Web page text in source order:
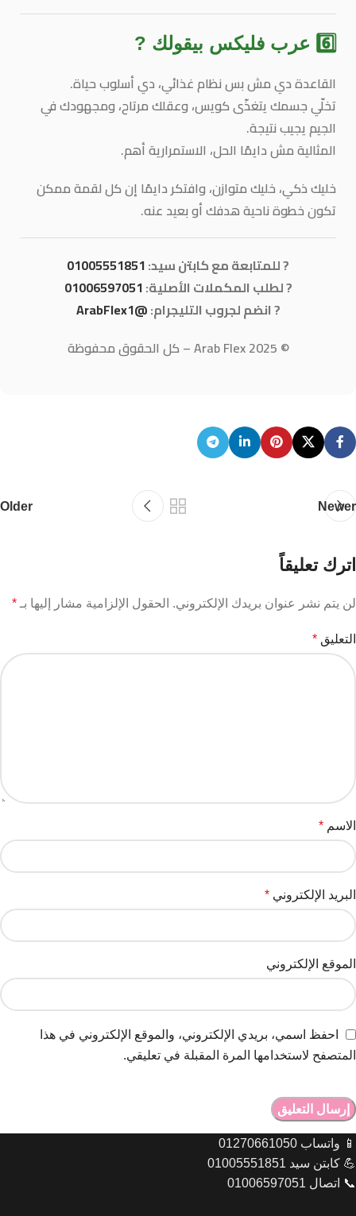
6️⃣ عرب فليكس بيقولك ?
القاعدة دي مش بس نظام غذائي، ديأسلوب حياة.
تخلّي جسمك يتغذّى كويس، وعقلك مرتاح، ومجهودك في
الجيم يجيب نتيجة.
المثالية مش دايمًا الحل، الاستمرارية أهم.
خليك ذكي، خليك متوازن، وافتكر دايمًا إن كل لقمة ممكن
تكون خطوة ناحية هدفك أو بعيد عنه.
? للمتابعة مع كابتن سيد:01005551851
? لطلب المكملات الأصلية:01006597051
? انضم لجروب التليجرام:@ArabFlex1
© 2025 Arab Flex – كل الحقوق محفوظة
Newer
Older
اترك تعليقاً
لن يتم نشر عنوان بريدك الإلكتروني. الحقول الإلزامية مشار إليها بـ *
التعليق *
الاسم *
البريد الإلكتروني *
الموقع الإلكتروني
احفظ اسمي، بريدي الإلكتروني، والموقع الإلكتروني في هذا
المتصفح لاستخدامها المرة المقبلة في تعليقي.
📱 واتساب 01270661050
💪 كابتن سيد 01005551851
📞 اتصال 01006597051